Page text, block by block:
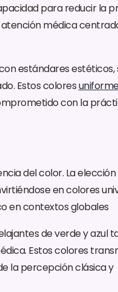
para reducir la
médica
estándares estéticos,
Estos colores
con la
del color. La
en colores
en contextos globales
de verde y azul
Estos colores
la percepción clásica y